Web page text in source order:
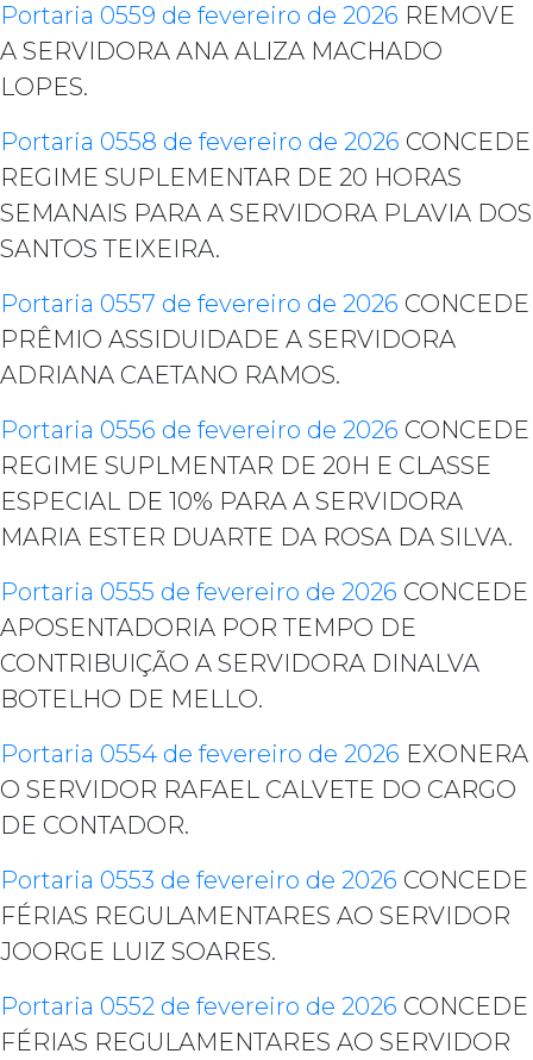
Portaria 0559 de fevereiro de 2026 REMOVE
A SERVIDORA ANA ALIZA MACHADO
LOPES.
Portaria 0558 de fevereiro de 2026 CONCEDE
REGIME SUPLEMENTAR DE 20 HORAS
SEMANAIS PARA A SERVIDORA PLAVIA DOS
SANTOS TEIXEIRA.
Portaria 0557 de fevereiro de 2026 CONCEDE
PRÊMIO ASSIDUIDADE A SERVIDORA
ADRIANA CAETANO RAMOS.
Portaria 0556 de fevereiro de 2026 CONCEDE
REGIME SUPLMENTAR DE 20H E CLASSE
ESPECIAL DE 10% PARA A SERVIDORA
MARIA ESTER DUARTE DA ROSA DA SILVA.
Portaria 0555 de fevereiro de 2026 CONCEDE
APOSENTADORIA POR TEMPO DE
CONTRIBUIÇÃO A SERVIDORA DINALVA
BOTELHO DE MELLO.
Portaria 0554 de fevereiro de 2026 EXONERA
O SERVIDOR RAFAEL CALVETE DO CARGO
DE CONTADOR.
Portaria 0553 de fevereiro de 2026 CONCEDE
FÉRIAS REGULAMENTARES AO SERVIDOR
JOORGE LUIZ SOARES.
Portaria 0552 de fevereiro de 2026 CONCEDE
FÉRIAS REGULAMENTARES AO SERVIDOR